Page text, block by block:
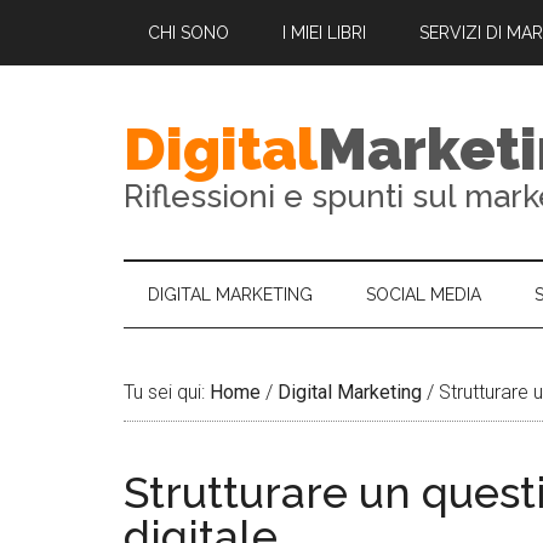
CHI SONO I MIEI LIBRI SERVIZI DI
Digital
Riflessioni e spunti sul
DIGITAL MARKETING SOCIAL MEDIA
Tu sei qui: Home / Digital Marketing / Strutturare
Strutturare un